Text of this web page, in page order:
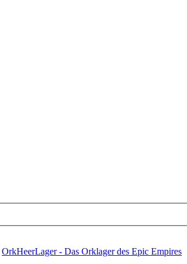
OrkHeerLager - Das Orklager des Epic Empires